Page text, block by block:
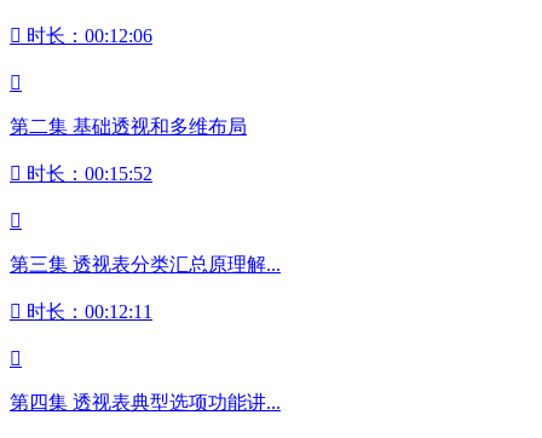
 时长：00:12:06

第二集 基础透视和多维布局
 时长：00:15:52

第三集 透视表分类汇总原理解...
 时长：00:12:11

第四集 透视表典型选项功能讲...